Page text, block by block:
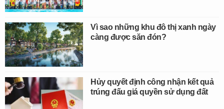
Vì sao những khu đô thị xanh ngày
càng được săn đón?
Hủy quyết định công nhận kết quả
trúng đấu giá quyền sử dụng đất